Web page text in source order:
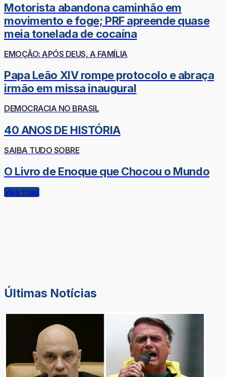
Motorista abandona caminhão em
movimento e foge; PRF apreende quase
meia tonelada de cocaína
EMOÇÃO: APÓS DEUS, A FAMÍLIA
Papa Leão XIV rompe protocolo e abraça
irmão em missa inaugural
DEMOCRACIA NO BRASIL
40 ANOS DE HISTÓRIA
SAIBA TUDO SOBRE
O Livro de Enoque que Chocou o Mundo
Veja mais
Últimas Notícias